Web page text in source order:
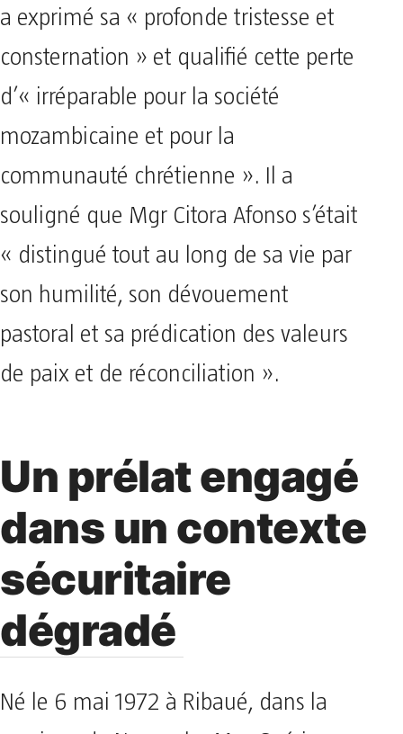
a exprimé sa « profonde tristesse et
consternation » et qualifié cette perte
d’« irréparable pour la société
mozambicaine et pour la
communauté chrétienne ». Il a
souligné que Mgr Citora Afonso s’était
« distingué tout au long de sa vie par
son humilité, son dévouement
pastoral et sa prédication des valeurs
de paix et de réconciliation ».
Un prélat engagé
dans un contexte
sécuritaire
dégradé
Né le 6 mai 1972 à Ribaué, dans la